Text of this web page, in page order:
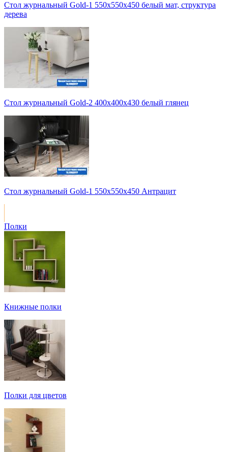
Стол журнальный Gold-1 550х550х450 белый мат, структура
дерева
Стол журнальный Gold-2 400х400х430 белый глянец
Стол журнальный Gold-1 550х550х450 Антрацит
Полки
Книжные полки
Полки для цветов